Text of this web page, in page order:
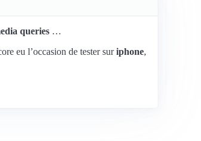
queries …
eu l’occasion de tester suriphone,